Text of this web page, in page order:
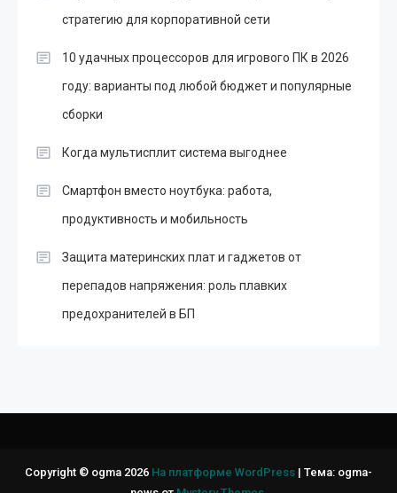
стратегию для корпоративной сети
10 удачных процессоров для игрового ПК в 2026
году: варианты под любой бюджет и популярные
сборки
Когда мультисплит система выгоднее
Смартфон вместо ноутбука: работа,
продуктивность и мобильность
Защита материнских плат и гаджетов от
перепадов напряжения: роль плавких
предохранителей в БП
Copyright © ogma 2026 На платформе WordPress | Тема: ogma-